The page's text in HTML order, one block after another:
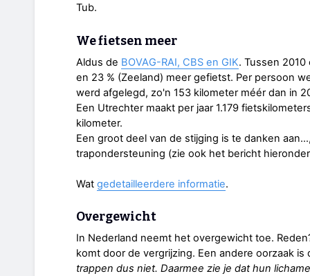
Tub.
We fietsen meer
Aldus de BOVAG-RAI, CBS en GIK. Tussen 2010
en 23 % (Zeeland) meer gefietst. Per persoon
werd afgelegd, zo'n 153 kilometer méér dan in
Een Utrechter maakt per jaar 1.179
kilometer.
Een groot deel van de stijging is te danken
trapondersteuning (zie ook het bericht
Wat gedetailleerdere informatie.
Overgewicht
In Nederland neemt het overgewicht toe.
komt door de vergrijzing. Een andere oorzaak
trappen dus niet. Daarmee zie je dat hun